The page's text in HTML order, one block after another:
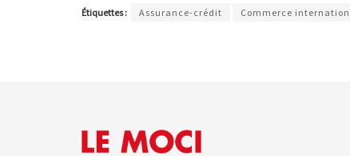
Étiquettes : Assurance-crédit Commerce